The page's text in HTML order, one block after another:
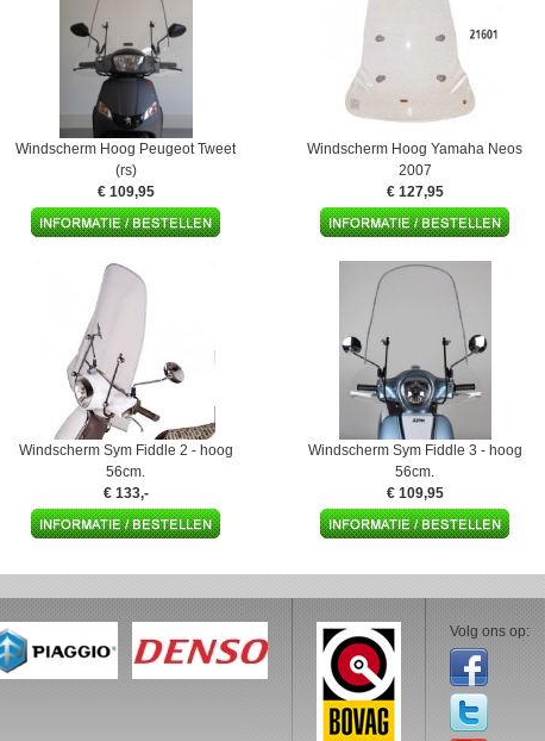
Windscherm Hoog Peugeot Tweet
(rs)
€ 109,95
Windscherm Hoog Yamaha Neos
2007
€ 127,95
Windscherm Sym Fiddle 2 - hoog
56cm.
€ 133,-
Windscherm Sym Fiddle 3 - hoog
56cm.
€ 109,95
Volg ons op: